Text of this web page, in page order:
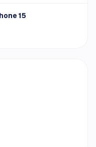
15